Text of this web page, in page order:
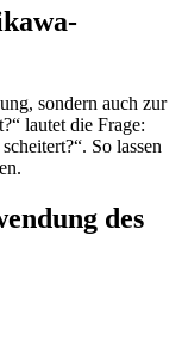
sondern auch zur
lautet die Frage:
So lassen
des